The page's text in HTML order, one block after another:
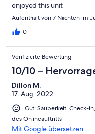
enjoyed this unit
Aufenthalt von 7 Nächten im
0
Verifizierte Bewertung
10/10 –
Dillon M.
17. Aug. 2022
Gut: Sauberkeit, Check-
des Onlineauftritts
Mit Google übersetzen